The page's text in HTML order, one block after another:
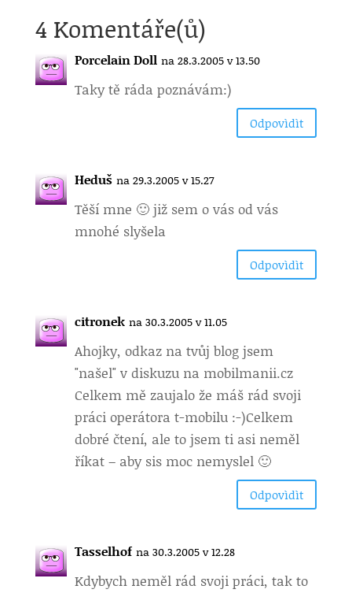
4 Komentáře(ů)
Porcelain Doll na 28.3.2005 v 13.50
Taky tě ráda poznávám:)
Odpovìdìt
Heduš na 29.3.2005 v 15.27
Těší mne 🙂 již sem o vás od vás
mnohé slyšela
Odpovìdìt
citronek na 30.3.2005 v 11.05
Ahojky, odkaz na tvůj blog jsem
"našel" v diskuzu na mobilmanii.cz
Celkem mě zaujalo že máš rád svoji
práci operátora t-mobilu :-)Celkem
dobré čtení, ale to jsem ti asi neměl
říkat – aby sis moc nemyslel 🙂
Odpovìdìt
Tasselhof na 30.3.2005 v 12.28
Kdybych neměl rád svoji práci, tak to